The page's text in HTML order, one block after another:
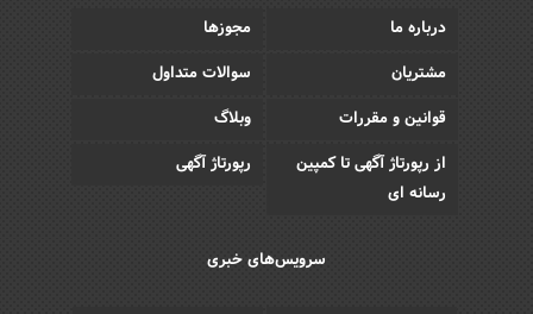
درباره ما
مجوزها
مشتریان
سوالات متداول
قوانین و مقررات
وبلاگ
از رپورتاژ آگهی تا کمپین
رسانه ای
رپورتاژ آگهی
سرویس‌های خبری